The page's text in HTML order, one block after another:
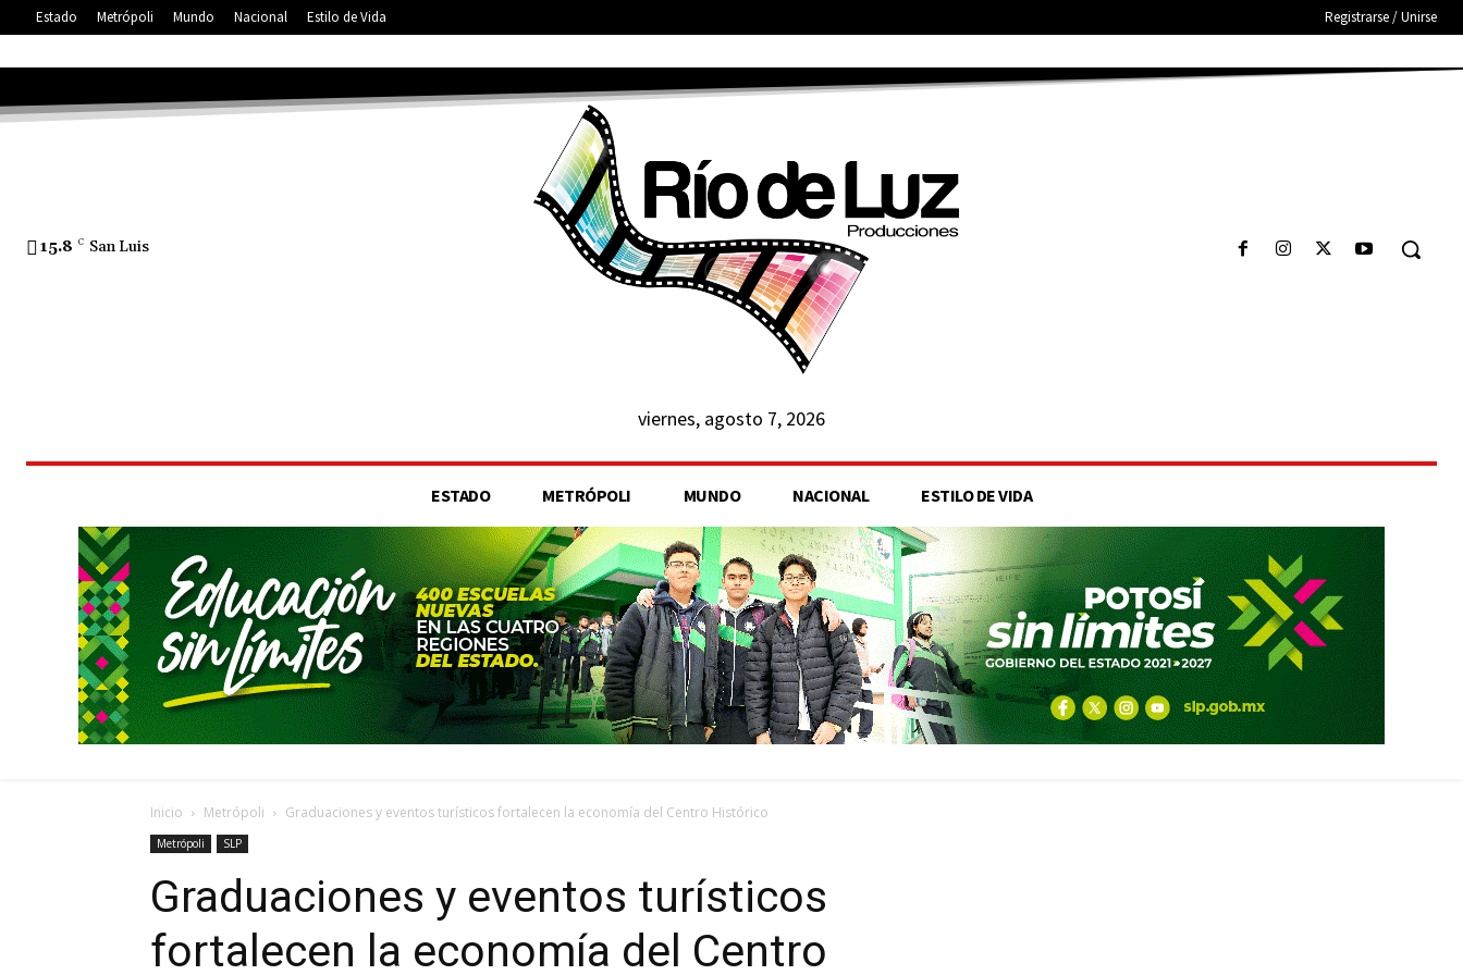
Estado Metrópoli Mundo Nacional Estilo de Vida Registrarse / Unirse
15.8 C San Luis
viernes, agosto 7, 2026
ESTADO METRÓPOLI MUNDO NACIONAL ESTILO DE VIDA
Inicio Metrópoli Graduaciones y eventos turísticos fortalecen la economía del Centro Histórico
Metrópoli SLP
Graduaciones y eventos turísticos
fortalecen la economía del Centro